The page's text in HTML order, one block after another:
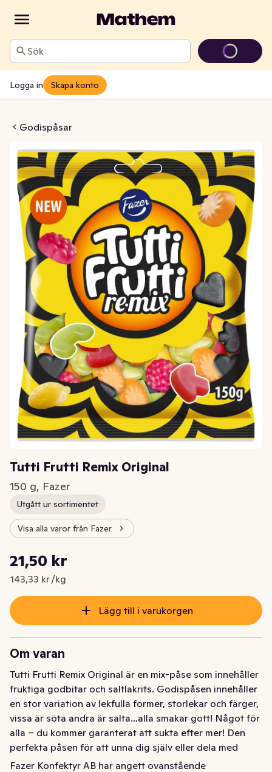
Sök
Logga in Skapa konto
Godispåsar
Remix Original
Tutti Frutti Remix Original
150 g, Fazer
Utgått ur sortimentet
Visa alla varor från Fazer
Nuvarande pris är: 21,50 kr
21,50 kr
143,33 kr /kg
Styckpris: 143,33 kr /kg
Lägg till i varukorgen
Om varan
Tutti Frutti Remix Original är en mix-påse som innehåller
fruktiga godbitar och saltlakrits. Godispåsen innehåller
en stor variation av lekfulla former, storlekar och färger,
vissa är söta andra är salta…alla smakar gott! Något för
alla – du kommer garanterat att sukta efter mer! Den
perfekta påsen för att unna dig själv eller dela med
vänner och familj.
Fazer Konfektyr AB har angett ovanstående